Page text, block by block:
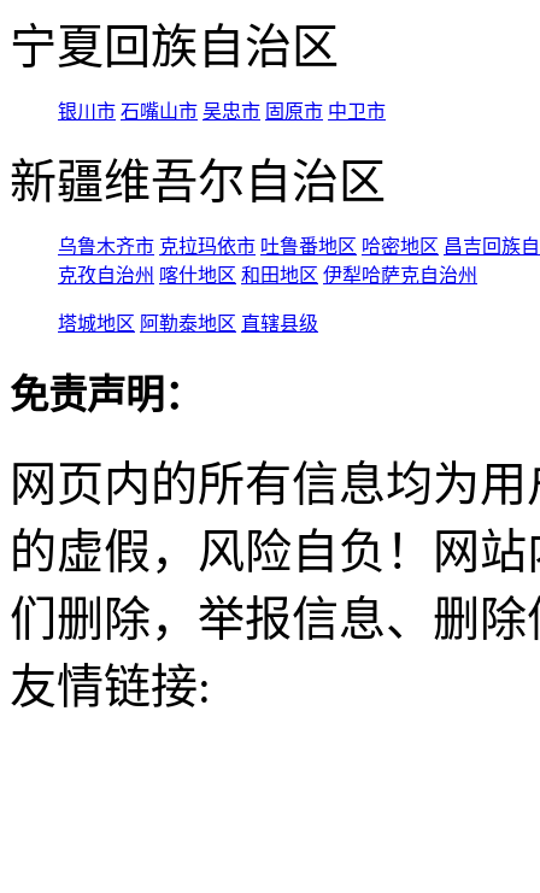
宁夏回族自治区
银川市 石嘴山市 吴忠市 固原市 中卫市
新疆维吾尔自治区
乌鲁木齐市 克拉玛依市 吐鲁番地区 哈密地区 昌吉回族
克孜自治州 喀什地区 和田地区 伊犁哈萨克自治州
塔城地区 阿勒泰地区 直辖县级
免责声明：
网页内的所有信息均为
的虚假，风险自负！网
们删除，举报信息、删
友情链接: